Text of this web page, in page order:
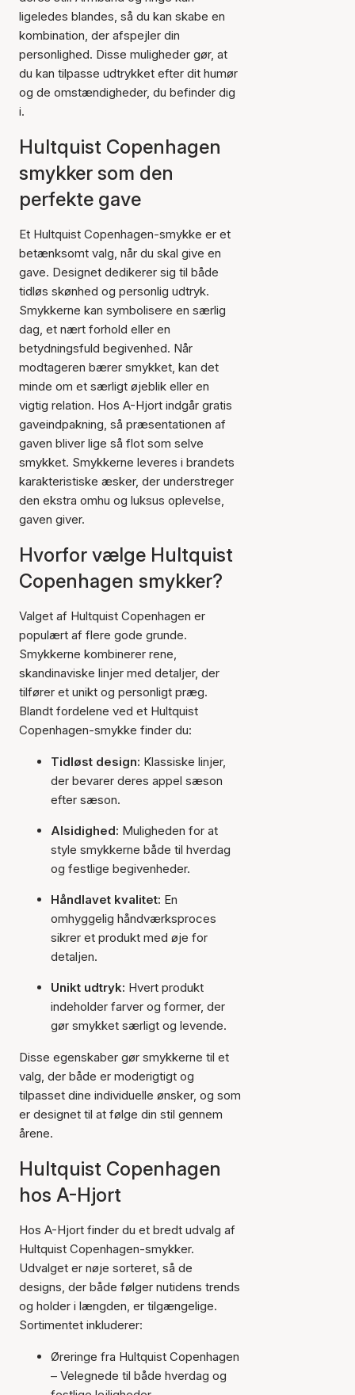
ligeledes blandes, så du kan skabe en
kombination, der afspejler din
personlighed. Disse muligheder gør, at
du kan tilpasse udtrykket efter dit humør
og de omstændigheder, du befinder dig
i.
Hultquist Copenhagen
smykker som den
perfekte gave
Et Hultquist Copenhagen-smykke er et
betænksomt valg, når du skal give en
gave. Designet dedikerer sig til både
tidløs skønhed og personlig udtryk.
Smykkerne kan symbolisere en særlig
dag, et nært forhold eller en
betydningsfuld begivenhed. Når
modtageren bærer smykket, kan det
minde om et særligt øjeblik eller en
vigtig relation. Hos A-Hjort indgår gratis
gaveindpakning, så præsentationen af
gaven bliver lige så flot som selve
smykket. Smykkerne leveres i brandets
karakteristiske æsker, der understreger
den ekstra omhu og luksus oplevelse,
gaven giver.
Hvorfor vælge Hultquist
Copenhagen smykker?
Valget af Hultquist Copenhagen er
populært af flere gode grunde.
Smykkerne kombinerer rene,
skandinaviske linjer med detaljer, der
tilfører et unikt og personligt præg.
Blandt fordelene ved et Hultquist
Copenhagen-smykke finder du:
Tidløst design: Klassiske linjer,
der bevarer deres appel sæson
efter sæson.
Alsidighed: Muligheden for at
style smykkerne både til hverdag
og festlige begivenheder.
Håndlavet kvalitet: En
omhyggelig håndværksproces
sikrer et produkt med øje for
detaljen.
Unikt udtryk: Hvert produkt
indeholder farver og former, der
gør smykket særligt og levende.
Disse egenskaber gør smykkerne til et
valg, der både er moderigtigt og
tilpasset dine individuelle ønsker, og som
er designet til at følge din stil gennem
årene.
Hultquist Copenhagen
hos A-Hjort
Hos A-Hjort finder du et bredt udvalg af
Hultquist Copenhagen-smykker.
Udvalget er nøje sorteret, så de
designs, der både følger nutidens trends
og holder i længden, er tilgængelige.
Sortimentet inkluderer:
Øreringe fra Hultquist Copenhagen
– Velegnede til både hverdag og